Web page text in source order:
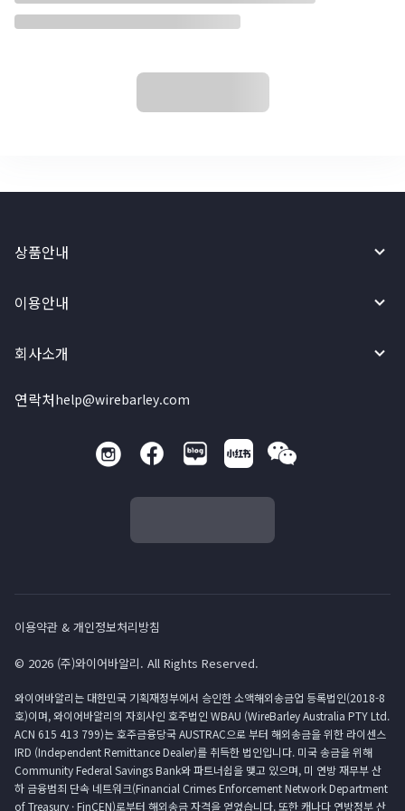
상품안내
이용안내
회사소개
연락처help@wirebarley.com
이용약관 & 개인정보처리방침
© 2026 (주)와이어바알리. All Rights Reserved.
와이어바알리는 대한민국 기획재정부에서 승인한 소액해외송금업 등록법인(2018-8
호)이며, 와이어바알리의 자회사인 호주법인 WBAU (WireBarley Australia PTY Ltd.
ACN 615 413 799)는 호주금융당국 AUSTRAC으로 부터 해외송금을 위한 라이센스
IRD (Independent Remittance Dealer)를 취득한 법인입니다. 미국 송금을 위해
Community Federal Savings Bank와 파트너쉽을 맺고 있으며, 미 연방 재무부 산
하 금융범죄 단속 네트워크(Financial Crimes Enforcement Network Department
of Treasury · FinCEN)로부터 해외송금 자격을 얻었습니다. 또한 캐나다 연방정부 산